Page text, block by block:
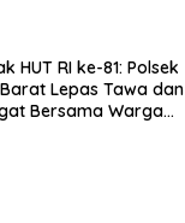
HUT RI ke-81: Polsek
Lepas Tawa dan
Bersama Warga